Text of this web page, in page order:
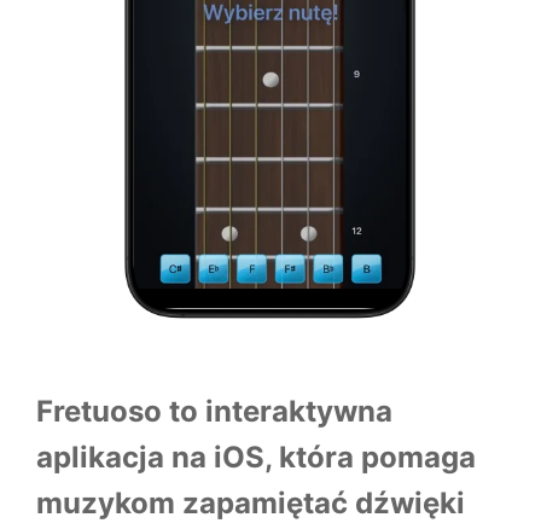
Fretuoso to interaktywna
aplikacja na iOS, która pomaga
muzykom zapamiętać dźwięki